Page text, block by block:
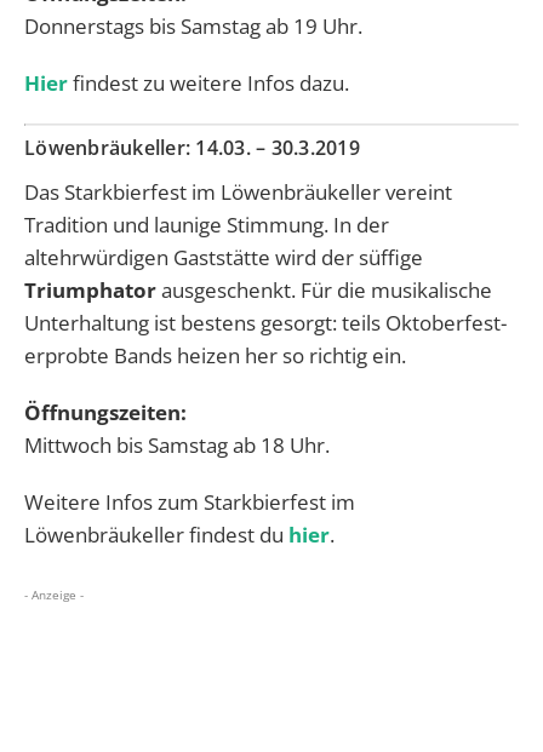
Donnerstags bis Samstag ab 19 Uhr.
Hierfindest zu weitere Infos dazu.
Löwenbräukeller: 14.03. – 30.3.2019
Das Starkbierfest im Löwenbräukeller vereint
Tradition und launige Stimmung. In der
altehrwürdigen Gaststätte wird der süffige
Triumphatorausgeschenkt. Für die musikalische
Unterhaltung ist bestens gesorgt: teils Oktoberfest-
erprobte Bands heizen her so richtig ein.
Öffnungszeiten:
Mittwoch bis Samstag ab 18 Uhr.
Weitere Infos zum Starkbierfest im
Löwenbräukeller findest du hier.
- Anzeige -